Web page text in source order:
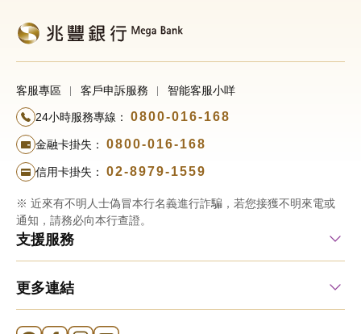
客服專區 客戶申訴服務 智能客服小咩
24小時服務專線： 0800-016-168
金融卡掛失： 0800-016-168
信用卡掛失： 02-8979-1559
※ 近來有不明人士偽冒本行名義進行詐騙，若您接獲不明來電或
通知，請務必向本行查證。
支援服務
更多連結